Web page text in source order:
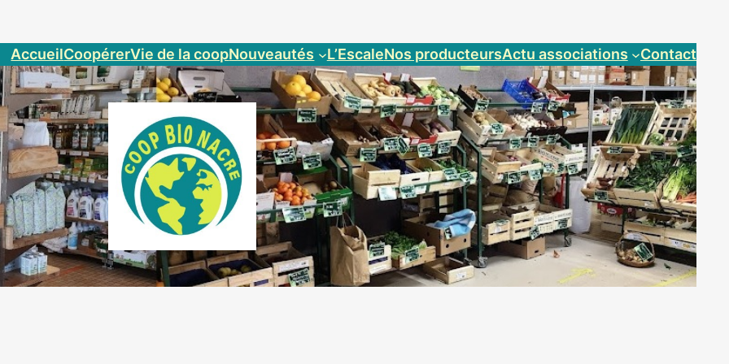
AccueilCoopérerVie de la coopNouveautés L’EscaleNos producteursActu associations Contact